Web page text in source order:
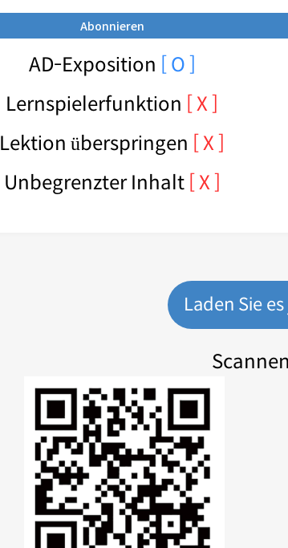
Abonnieren
AD-Exposition
[ O ]
Lernspielerfunktion
[ X ]
Lektion überspringen
[ X ]
Unbegrenzter Inhalt [ X ]
Laden Sie